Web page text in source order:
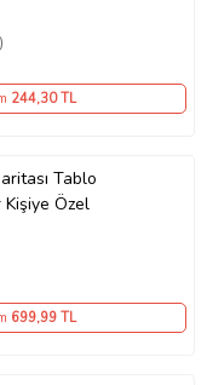
244,30 TL
Tablo
Özel
699,99 TL